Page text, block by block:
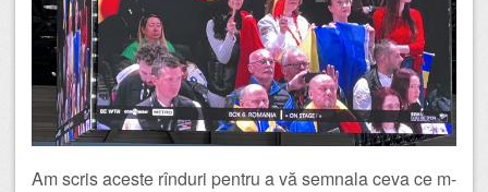
Am scris aceste rînduri pentru a vă semnala ceva ce m-